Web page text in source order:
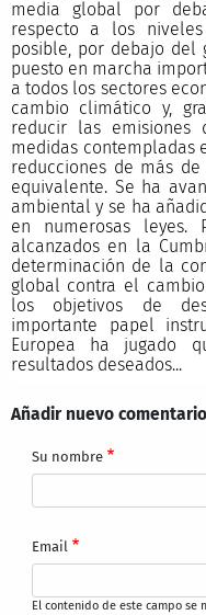
media global por
respecto a los
posible, por debajo del
puesto en marcha
a todos los sectores
cambio climático y,
reducir las
medidas contempladas
reducciones de más
equivalente. Se ha
ambiental y se ha
en numerosas leyes.
alcanzados en la
determinación de la
global contra el
los objetivos de
importante papel
Europea ha jugado
resultados deseados...
Añadir nuevo comentario
Su nombre
Email
El contenido de este campo se